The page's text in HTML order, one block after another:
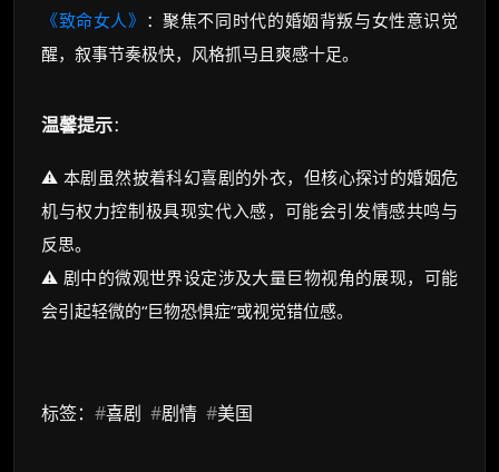
《致命女人》 ：聚焦不同时代的婚姻背叛与女性意识觉
醒，叙事节奏极快，风格抓马且爽感十足。
温馨提示：
⚠️ 本剧虽然披着科幻喜剧的外衣，但核心探讨的婚姻危
机与权力控制极具现实代入感，可能会引发情感共鸣与
反思。
⚠️ 剧中的微观世界设定涉及大量巨物视角的展现，可能
会引起轻微的“巨物恐惧症”或视觉错位感。
标签： #喜剧 #剧情 #美国